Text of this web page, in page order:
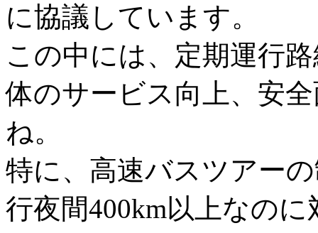
に協議しています。
この中には、定期運行
体のサービス向上、安
ね。
特に、高速バスツアー
行夜間400km以上なの